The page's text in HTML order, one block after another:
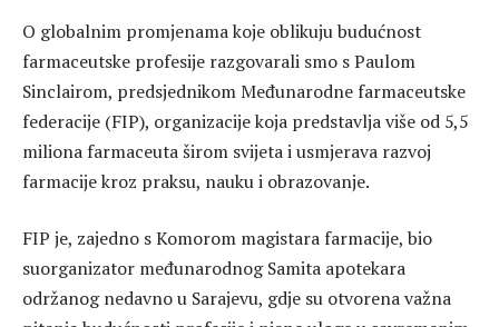
O globalnim promjenama koje oblikuju budućnost
farmaceutske profesije razgovarali smo s Paulom
Sinclairom, predsjednikom Međunarodne farmaceutske
federacije (FIP), organizacije koja predstavlja više od 5,5
miliona farmaceuta širom svijeta i usmjerava razvoj
farmacije kroz praksu, nauku i obrazovanje.
FIP je, zajedno s Komorom magistara farmacije, bio
suorganizator međunarodnog Samita apotekara
održanog nedavno u Sarajevu, gdje su otvorena važna